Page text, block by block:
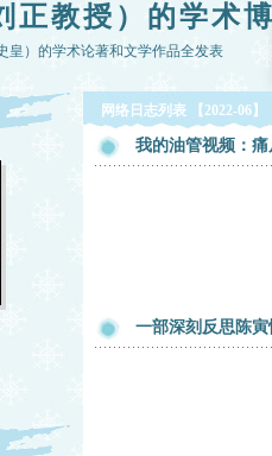
正教授）的学术
皇）的学术论著和文学作品全发表
网络日志列表 【2022-06】
我的油管视频：
一部深刻反思陈